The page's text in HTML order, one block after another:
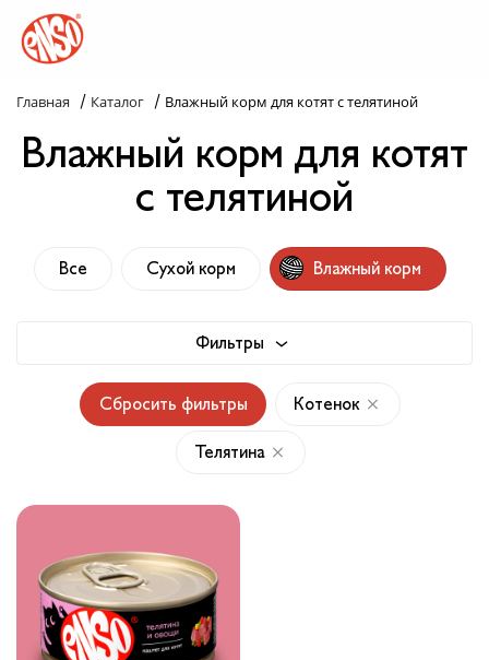
Назад в лапки
Попробуй пойми!
Главная / Каталог / Влажный корм для котят с телятиной
Влажный корм для котят
с телятиной
Все Сухой корм Влажный корм
Фильтры
Сбросить фильтры Котенок
Телятина